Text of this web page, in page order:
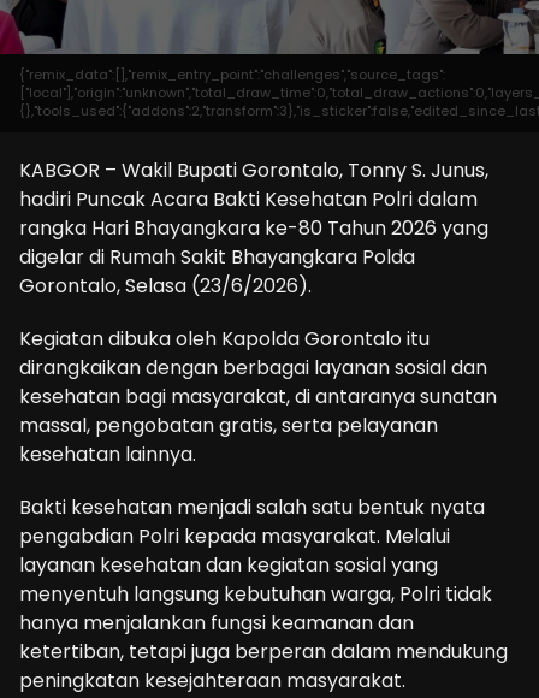
{"remix_data":[],"remix_entry_point":"challenges","source_tags":
KABGOR – Wakil Bupati Gorontalo, Tonny S. Junus,
hadiri Puncak Acara Bakti Kesehatan Polri dalam
rangka Hari Bhayangkara ke-80 Tahun 2026 yang
digelar di Rumah Sakit Bhayangkara Polda
Gorontalo, Selasa (23/6/2026).
Kegiatan dibuka oleh Kapolda Gorontalo itu
dirangkaikan dengan berbagai layanan sosial dan
kesehatan bagi masyarakat, di antaranya sunatan
massal, pengobatan gratis, serta pelayanan
kesehatan lainnya.
Bakti kesehatan menjadi salah satu bentuk nyata
pengabdian Polri kepada masyarakat. Melalui
layanan kesehatan dan kegiatan sosial yang
menyentuh langsung kebutuhan warga, Polri tidak
hanya menjalankan fungsi keamanan dan
ketertiban, tetapi juga berperan dalam mendukung
peningkatan kesejahteraan masyarakat.